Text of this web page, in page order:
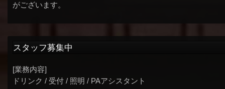
がございます。
スタッフ募集中
[業務内容]
ドリンク / 受付 / 照明 / PAアシスタント